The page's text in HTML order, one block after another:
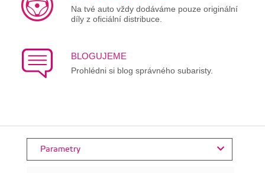
Na tvé auto vždy dodáváme pouze originální
díly z oficiální distribuce.
BLOGUJEME
Prohlédni si blog správného subaristy.
Parametry